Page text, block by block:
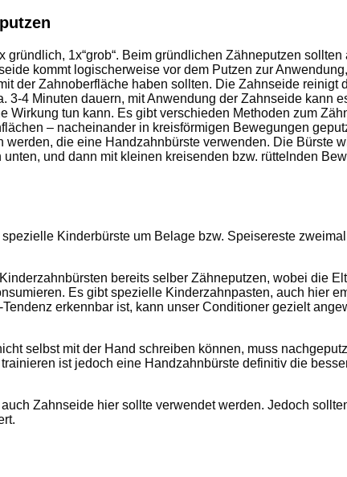
gründlich, 1x“grob“. Beim gründlichen Zähneputzen
kommt logischerweise vor dem Putzen zur
der Zahnoberfläche haben sollten. Die Zahnseide
3-4 Minuten dauern, mit Anwendung der Zahnseide
Wirkung tun kann. Es gibt verschieden Methoden zum
– nacheinander in kreisförmigen Bewegungen
die eine Handzahnbürste verwenden. Die Bürste
und dann mit kleinen kreisenden bzw. rüttelnden
Kinderbürste um Belage bzw. Speisereste
bereits selber Zähneputzen, wobei die
Es gibt spezielle Kinderzahnpasten, auch hier
erkennbar ist, kann unser Conditioner gezielt
selbst mit der Hand schreiben können, muss
ist jedoch eine Handzahnbürste definitiv die
Zahnseide hier sollte verwendet werden. Jedoch